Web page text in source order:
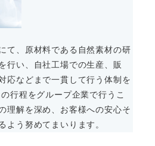
て、原材料である自然素材の研
行い、自社工場での生産、販
応などまで一貫して行う体制を
行程をグループ企業で行うこ
理解を深め、お客様への安心そ
よう努めてまいります。